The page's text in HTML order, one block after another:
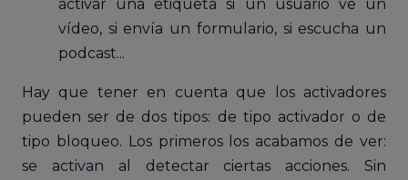
activar una etiqueta si un usuario ve un
vídeo, si envía un formulario, si escucha un
podcast...
Hay que tener en cuenta que los activadores
pueden ser de dos tipos: de tipo activador o de
tipo bloqueo. Los primeros los acabamos de ver:
se activan al detectar ciertas acciones. Sin